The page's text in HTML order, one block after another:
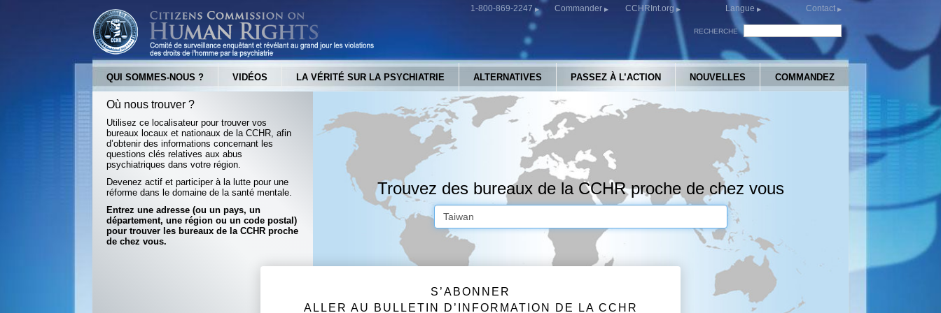
1-800-869-2247 Commander CCHRInt.org Langue Contact
RECHERCHE
QUI SOMMES-NOUS ? VIDÉOS LA VÉRITÉ SUR LA PSYCHIATRIE ALTERNATIVES PASSEZ À L’ACTION NOUVELLES COMMANDEZ
Où nous trouver ?
Utilisez ce localisateur pour trouver vos
bureaux locaux et nationaux de la CCHR, afin
d’obtenir des informations concernant les
questions clés relatives aux abus
psychiatriques dans votre région.
Devenez actif et participer à la lutte pour une
réforme dans le domaine de la santé mentale.
Entrez une adresse (ou un pays, un
département, une région ou un code postal)
pour trouver les bureaux de la CCHR proche
de chez vous.
Trouvez des bureaux de la CCHR proche de chez vous
S’ABONNER
ALLER AU BULLETIN D’INFORMATION DE LA CCHR